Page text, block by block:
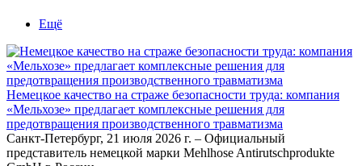
Ещё
Немецкое качество на страже безопасности труда: компания
«Мельхозе» предлагает комплексные решения для
предотвращения производственного травматизма
Санкт-Петербург, 21 июля 2026 г. – Официальный
представитель немецкой марки Mehlhose Antirutschprodukte